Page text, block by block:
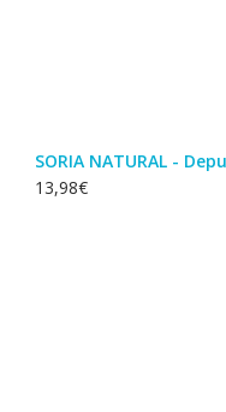
SORIA NATURAL -
13,98€